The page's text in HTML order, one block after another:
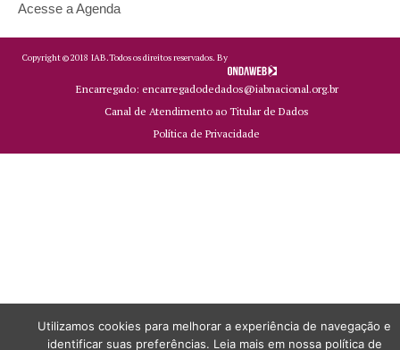
Acesse a Agenda
Copyright ©2018 IAB.Todos os direitos reservados. By
Encarregado: encarregadodedados@iabnacional.org.br
Canal de Atendimento ao Titular de Dados
Política de Privacidade
Utilizamos cookies para melhorar a experiência de navegação e
identificar suas preferências. Leia mais em nossa política de